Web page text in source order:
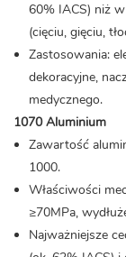
60% IACS) niż
(cięciu, gięciu,
Zastosowania:
dekoracyjne,
medycznego.
1070 Aluminium
Zawartość
1000.
Właściwości
≥70MPa,
Najważniejsze